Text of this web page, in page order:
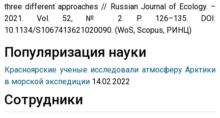
three different approaches // Russian Journal of Ecology. –
2021. Vol. 52, № 2. P. 126–135. DOI:
10.1134/S1067413621020090. (WoS, Scopus, РИНЦ)
Популяризация науки
Красноярские ученые исследовали атмосферу Арктики
в морской экспедиции 14.02.2022
Сотрудники